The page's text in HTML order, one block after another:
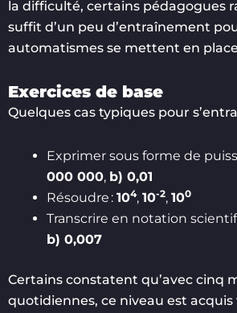
la difficulté, certains pédagogues
suffit d’un peu d’entraînement
automatismes se mettent en
Exercices de base
Quelques cas typiques pour
Exprimer sous forme de
000 000, b) 0,01
Résoudre : 104, 10-2, 100
Transcrire en notation
b) 0,007
Certains constatent qu’avec cinq
quotidiennes, ce niveau est